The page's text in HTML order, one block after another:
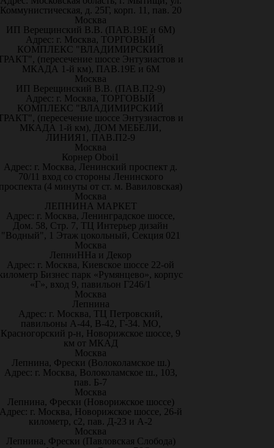
Коммунистическая, д. 25Г, корп. 11, пав. 20
Москва
ИП Верещинский В.В. (ПАВ.19Е и 6М)
Адрес: г. Москва, ТОРГОВЫЙ
КОМПЛЕКС "ВЛАДИМИРСКИЙ
(пересечение шоссе Энтузиастов и
МКАДА 1-й км), ПАВ.19Е и 6М
Москва
ИП Верещинский В.В. (ПАВ.П2-9)
Адрес: г. Москва, ТОРГОВЫЙ
КОМПЛЕКС "ВЛАДИМИРСКИЙ
(пересечение шоссе Энтузиастов и
МКАДА 1-й км), ДОМ МЕБЕЛИ,
ЛИНИЯ1, ПАВ.П2-9
Москва
Корнер Oboi1
Адрес: г. Москва, Ленинский проспект д.
70/11 вход со стороны Ленинского
(4 минуты от ст. м. Вавиловская)
Москва
ЛЕПНИНА МАРКЕТ
Адрес: г. Москва, Ленинградское шоссе,
Дом. 58, Стр. 7, ТЦ Интерьер дизайн
"Водный", 1 Этаж цокольный, Секция 021
Москва
ЛепниННа и Декор
Адрес: г. Москва, Киевское шоссе 22-ой
Бизнес парк «Румянцево», корпус
«Г», вход 9, павильон Г246/1
Москва
Лепнина
Адрес: г. Москва, ТЦ Петровский,
павильоны А-44, В-42, Г-34. МО,
Красногорский р-н, Новорижское шоссе, 9
км от МКАД
Москва
Лепнина, Фрески (Волоколамское ш.)
Адрес: г. Москва, Волоколамское ш., 103,
пав. Б-7
Москва
Лепнина, Фрески (Новорижское шоссе)
г. Москва, Новорижское шоссе, 26-й
километр, с2, пав. Д-23 и А-2
Москва
Лепнина, Фрески (Павловская Слобода)